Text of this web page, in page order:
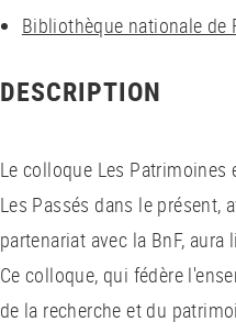
Bibliothèque nationale de
DESCRIPTION
Le colloque Les Patrimoines
Les Passés dans le
partenariat avec la BnF,
Ce colloque, qui fédère
de la recherche et du